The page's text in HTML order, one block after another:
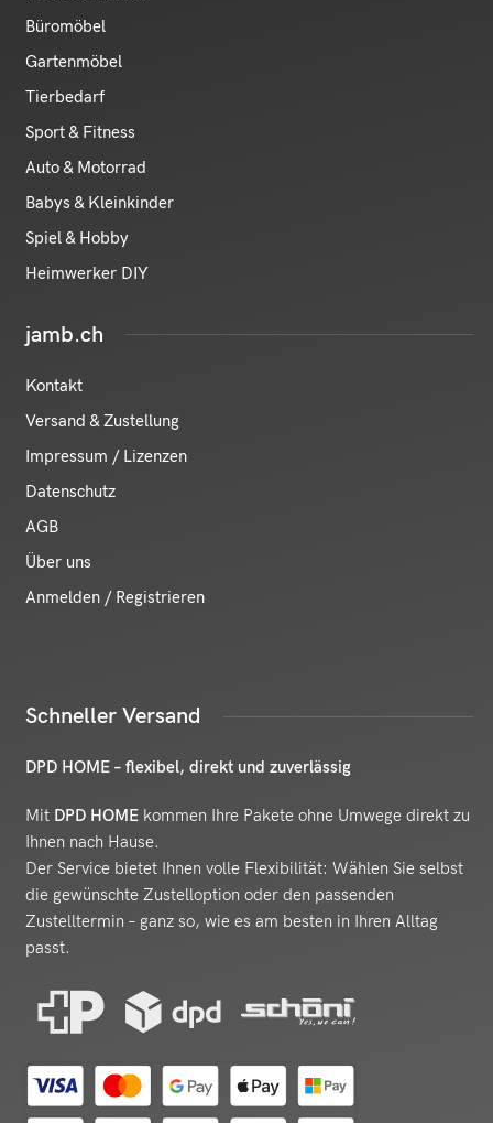
Büromöbel
Gartenmöbel
Tierbedarf
Sport & Fitness
Auto & Motorrad
Babys & Kleinkinder
Spiel & Hobby
Heimwerker DIY
jamb.ch
Kontakt
Versand & Zustellung
Impressum / Lizenzen
Datenschutz
AGB
Über uns
Anmelden / Registrieren
Schneller Versand
DPD HOME – flexibel, direkt und zuverlässig
Mit DPD HOME kommen Ihre Pakete ohne Umwege direkt zu
Ihnen nach Hause.
Der Service bietet Ihnen volle Flexibilität: Wählen Sie selbst
die gewünschte Zustelloption oder den passenden
Zustelltermin – ganz so, wie es am besten in Ihren Alltag
passt.